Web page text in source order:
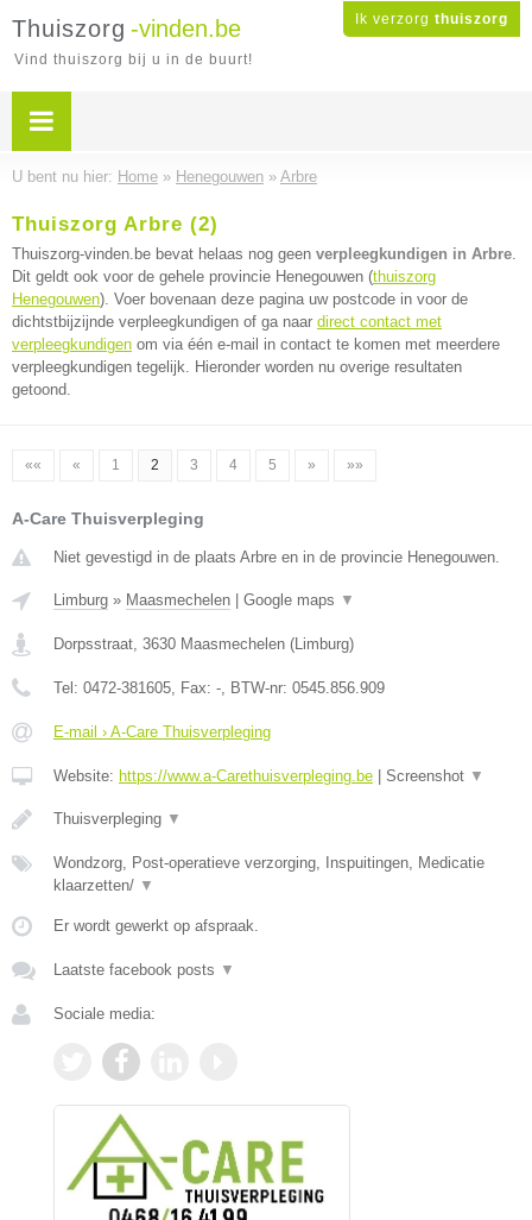
Ik verzorg thuiszorg
Thuiszorg -vinden.be
Vind thuiszorg bij u in de buurt!
U bent nu hier: Home » Henegouwen » Arbre
Thuiszorg Arbre (2)
Thuiszorg-vinden.be bevat helaas nog geen verpleegkundigen in Arbre.
Dit geldt ook voor de gehele provincie Henegouwen (thuiszorg
Henegouwen). Voer bovenaan deze pagina uw postcode in voor de
dichtstbijzijnde verpleegkundigen of ga naar direct contact met
verpleegkundigen om via één e-mail in contact te komen met meerdere
verpleegkundigen tegelijk. Hieronder worden nu overige resultaten
getoond.
«« « 1 2 3 4 5 » »»
A-Care Thuisverpleging
Niet gevestigd in de plaats Arbre en in de provincie Henegouwen.
Limburg » Maasmechelen Google maps ▼
Dorpsstraat, 3630 Maasmechelen (Limburg)
Tel: 0472-381605, Fax: -, BTW-nr: 0545.856.909
E-mail › A-Care Thuisverpleging
Website: https://www.a-Carethuisverpleging.be Screenshot ▼
Thuisverpleging ▼
Wondzorg, Post-operatieve verzorging, Inspuitingen, Medicatie
klaarzetten/ ▼
Er wordt gewerkt op afspraak.
Laatste facebook posts ▼
Sociale media: